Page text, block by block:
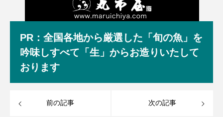
PR：全国各地から厳選した「旬の魚」を
吟味しすべて「生」からお造りいたして
おります
前の記事 次の記事